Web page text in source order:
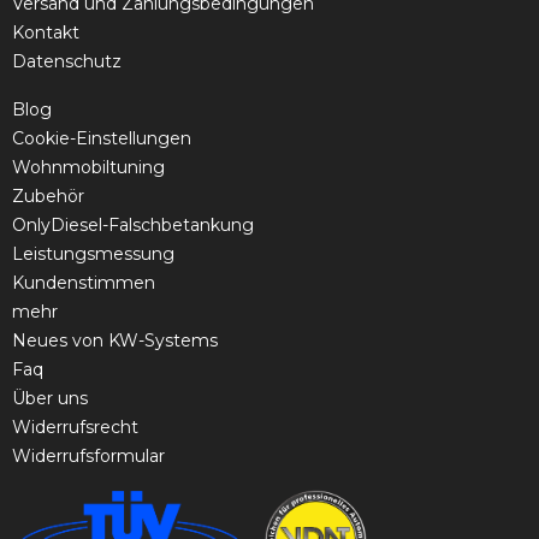
Kontakt
Datenschutz
Blog
Cookie-Einstellungen
Wohnmobiltuning
Zubehör
OnlyDiesel-Falschbetankung
Leistungsmessung
Kundenstimmen
mehr
Neues von KW-Systems
Faq
Über uns
Widerrufsrecht
Widerrufsformular